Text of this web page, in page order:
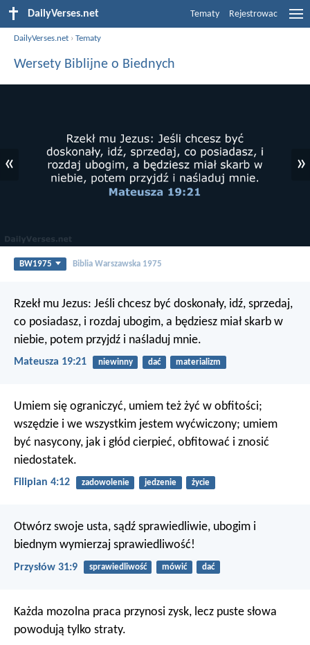
DailyVerses.net Tematy Rejestrowac
DailyVerses.net ›Tematy
Wersety Biblijne o Biednych
« »
BW1975 Biblia Warszawska 1975
Rzekł mu Jezus: Jeśli chcesz być doskonały, idź, sprzedaj,
co posiadasz, i rozdaj ubogim, a będziesz miał skarb w
niebie, potem przyjdź i naśladuj mnie.
Mateusza 19:21 niewinny dać materializm
Umiem się ograniczyć, umiem też żyć w obfitości;
wszędzie i we wszystkim jestem wyćwiczony; umiem
być nasycony, jak i głód cierpieć, obfitować i znosić
niedostatek.
Filipian 4:12 zadowolenie jedzenie życie
Otwórz swoje usta, sądź sprawiedliwie, ubogim i
biednym wymierzaj sprawiedliwość!
Przysłów 31:9 sprawiedliwość mówić dać
Każda mozolna praca przynosi zysk, lecz puste słowa
powodują tylko straty.